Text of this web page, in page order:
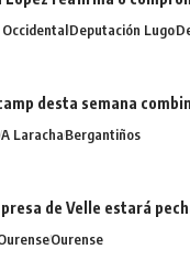
Deputación Lugo
desta semana
A LarachaBergantiños
presa de Velle estará
Ourense